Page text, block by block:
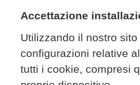
Accettazione
Utilizzando il nostro
configurazioni relative
tutti i cookie, compresi